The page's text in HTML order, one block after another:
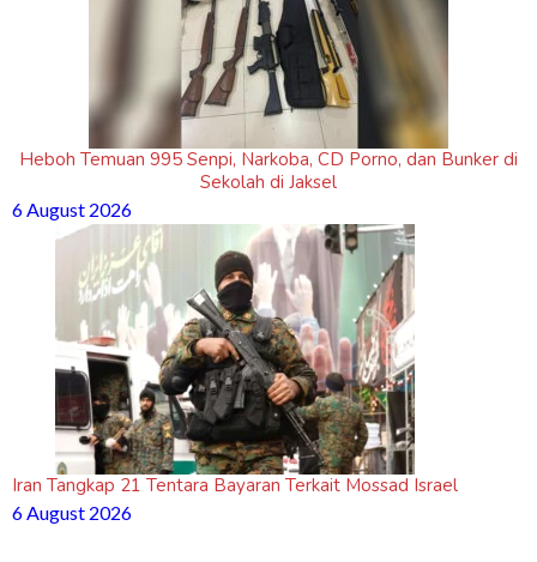
Heboh Temuan 995 Senpi, Narkoba, CD Porno, dan Bunker di
Sekolah di Jaksel
6 August 2026
Iran Tangkap 21 Tentara Bayaran Terkait Mossad Israel
6 August 2026